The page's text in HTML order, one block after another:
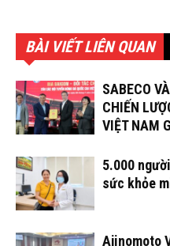
BÀI VIẾT LIÊN QUAN
SABECO
CHIẾN
VIỆT NAM
5.000
sức khỏe
Ajinomoto